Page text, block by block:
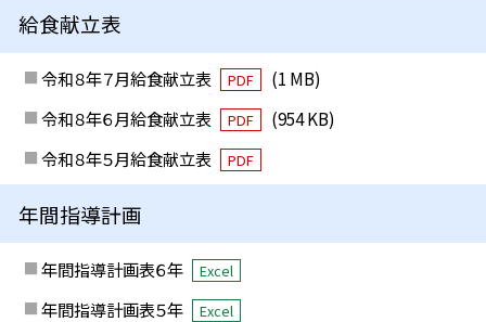
給食献立表
令和８年７月給食献立表 PDF
(1 MB)
令和８年６月給食献立表
PDF
(954 KB)
令和８年５月給食献立表
PDF
年間指導計画
年間指導計画表６年 Excel
年間指導計画表５年 Excel